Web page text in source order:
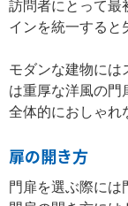
訪問者にとって最
インを統一すると
モダンな建物には
は重厚な洋風の門
全体的におしゃれ
扉の開き方
門扉を選ぶ際には